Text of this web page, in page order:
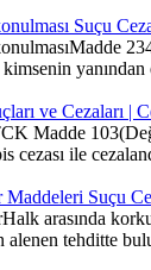
Suçu
ve Cezaları |
Madde
cezası ile
Maddeleri Suçu
arasında
alenen tehditte